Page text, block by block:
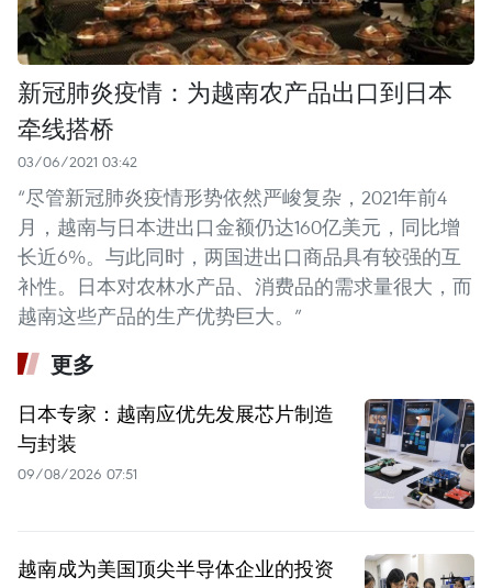
新冠肺炎疫情：为越南农产品出口到日本
牵线搭桥
03/06/2021 03:42
“尽管新冠肺炎疫情形势依然严峻复杂，2021年前4
月，越南与日本进出口金额仍达160亿美元，同比增
长近6%。与此同时，两国进出口商品具有较强的互
补性。日本对农林水产品、消费品的需求量很大，而
越南这些产品的生产优势巨大。”
更多
日本专家：越南应优先发展芯片制造
与封装
09/08/2026 07:51
越南成为美国顶尖半导体企业的投资